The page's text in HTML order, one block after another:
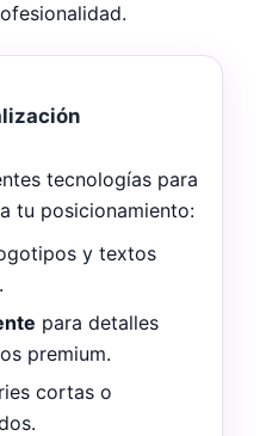
tecnologías para
a tu posicionamiento:
y textos
para detalles
premium.
cortas o